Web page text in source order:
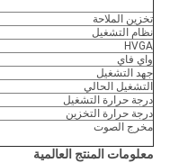
تخزين الملاحة
نظام التشغيل
HVGA
واي فاي
جهد التشغيل
التشغيل الحالي
درجة حرارة التشغيل
درجة حرارة التخزين
مخرج الصوت
معلومات المنتج العالمية